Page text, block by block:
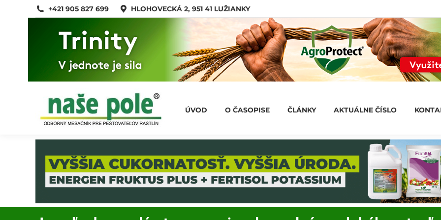
+421 905 827 699 HLOHOVECKÁ 2, 951 41 LUŽIANKY
ÚVOD O ČASOPISE ČLÁNKY AKTUÁLNE ČÍSLO
ÚVOD O ČASOPISE AKTUÁLNE ČÍSLO